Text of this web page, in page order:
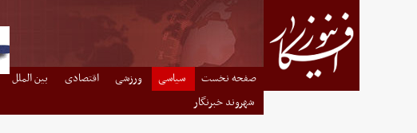
صفحه نخست سیاسی ورزشی اقتصادی بین الملل
شهروند خبرنگار